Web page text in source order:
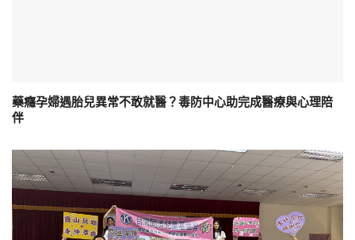
藥癮孕婦遇胎兒異常不敢就醫？毒防中心助完成醫療與心理陪
伴